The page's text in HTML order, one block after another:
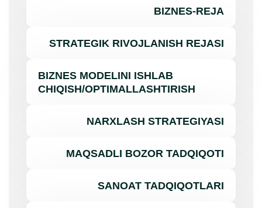
BIZNES-REJA
STRATEGIK RIVOJLANISH REJASI
BIZNES MODELINI ISHLAB
CHIQISH/OPTIMALLASHTIRISH
NARXLASH STRATEGIYASI
MAQSADLI BOZOR TADQIQOTI
SANOAT TADQIQOTLARI